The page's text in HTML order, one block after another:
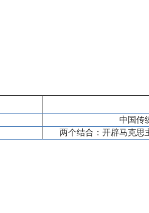
中国传
两个结合：开辟马克思